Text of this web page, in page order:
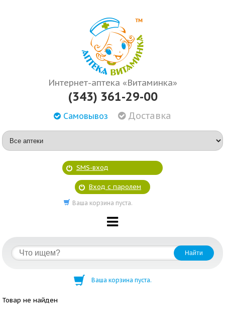
Интернет-аптека «Витаминка»
(343) 361-29-00
Самовывоз Доставка
SMS-вход
Вход с паролем
Ваша корзина пуста.
Ваша корзина пуста.
Товар не найден